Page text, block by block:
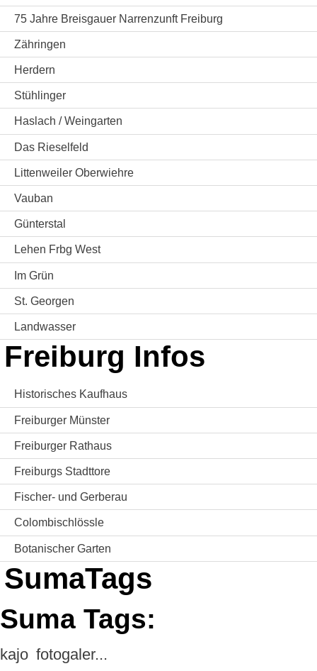
75 Jahre Breisgauer Narrenzunft Freiburg
Zähringen
Herdern
Stühlinger
Haslach / Weingarten
Das Rieselfeld
Littenweiler Oberwiehre
Vauban
Günterstal
Lehen Frbg West
Im Grün
St. Georgen
Landwasser
Freiburg Infos
Historisches Kaufhaus
Freiburger Münster
Freiburger Rathaus
Freiburgs Stadttore
Fischer- und Gerberau
Colombischlössle
Botanischer Garten
SumaTags
Suma Tags:
kajo fotogaler...